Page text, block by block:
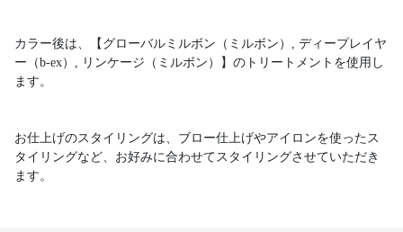
カラー後は、【グローバルミルボン（ミルボン）, ディープレイヤ
ー（b-ex）, リンケージ（ミルボン）】のトリートメントを使用し
ます。
お仕上げのスタイリングは、ブロー仕上げやアイロンを使ったス
タイリングなど、お好みに合わせてスタイリングさせていただき
ます。